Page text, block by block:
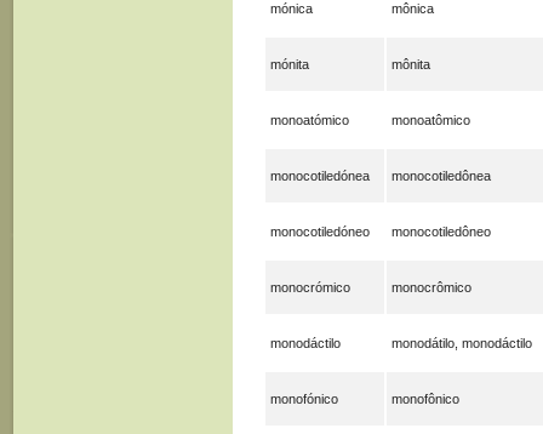
mónica mônica
mónita mônita
monoatómico monoatômico
monocotiledónea monocotiledônea
monocotiledóneo monocotiledôneo
monocrómico monocrômico
monodáctilo monodátilo, monodáctilo
monofónico monofônico